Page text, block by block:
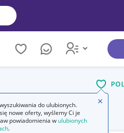
do ulubionych.
nowe oferty, wyślemy Ci je
powiadomienia w ulubionych
.
Zamknij